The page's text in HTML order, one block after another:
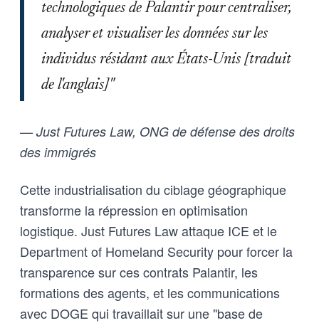
technologiques de Palantir pour centraliser,
analyser et visualiser les données sur les
individus résidant aux États-Unis [traduit
de l'anglais]"
— Just Futures Law, ONG de défense des droits
des immigrés
Cette industrialisation du ciblage géographique
transforme la répression en optimisation
logistique. Just Futures Law attaque ICE et le
Department of Homeland Security pour forcer la
transparence sur ces contrats Palantir, les
formations des agents, et les communications
avec DOGE qui travaillait sur une "base de